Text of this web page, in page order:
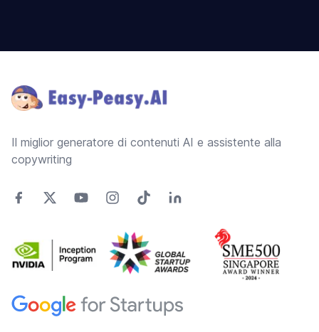
Il miglior generatore di contenuti AI e assistente alla
copywriting